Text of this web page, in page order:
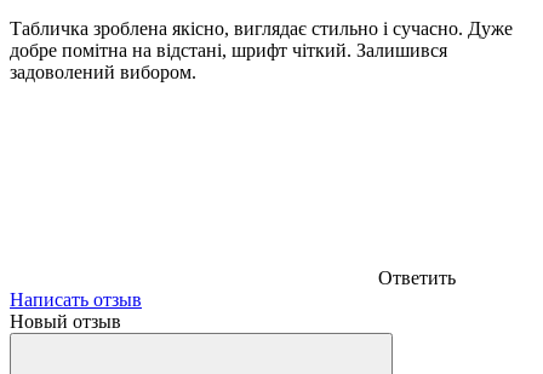
Табличка зроблена якісно, виглядає стильно і сучасно. Дуже
добре помітна на відстані, шрифт чіткий. Залишився
задоволений вибором.
Ответить
Написать отзыв
Новый отзыв